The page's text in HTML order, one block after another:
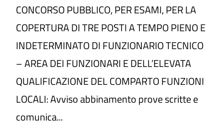
CONCORSO PUBBLICO, PER ESAMI, PER LA
COPERTURA DI TRE POSTI A TEMPO PIENO E
INDETERMINATO DI FUNZIONARIO TECNICO
– AREA DEI FUNZIONARI E DELL’ELEVATA
QUALIFICAZIONE DEL COMPARTO FUNZIONI
LOCALI: Avviso abbinamento prove scritte e
comunica...